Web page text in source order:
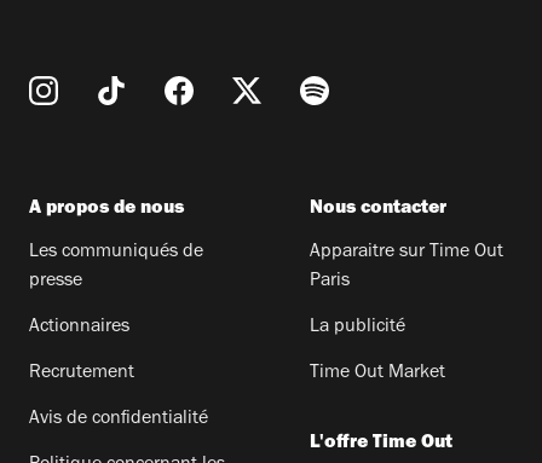
A propos de nous
Les communiqués de
presse
Actionnaires
Recrutement
Avis de confidentialité
Nous contacter
Apparaitre sur Time Out
Paris
La publicité
Time Out Market
L'offre Time Out